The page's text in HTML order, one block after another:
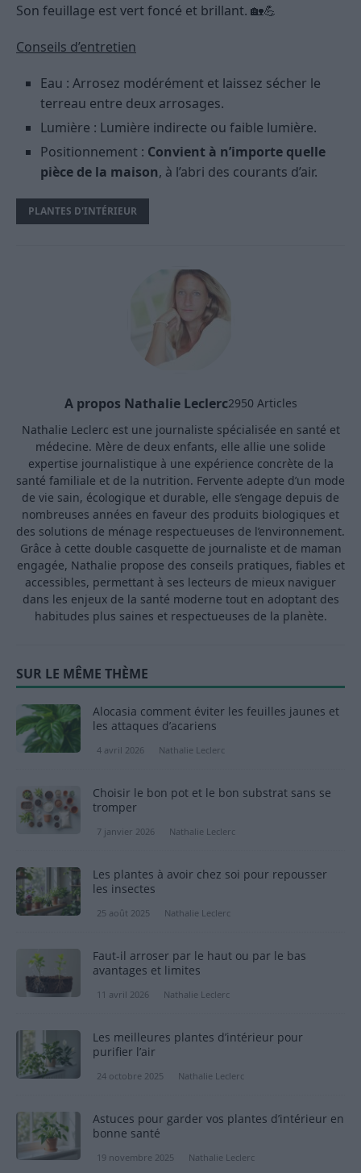
Son feuillage est vert foncé et brillant. 🏡💪
Conseils d’entretien
Eau : Arrosez modérément et laissez sécher le
terreau entre deux arrosages.
Lumière : Lumière indirecte ou faible lumière.
Positionnement : Convient à n’importe quelle
pièce de la maison, à l’abri des courants d’air.
PLANTES D'INTÉRIEUR
A propos Nathalie Leclerc2950 Articles
Nathalie Leclerc est une journaliste spécialisée en santé et
médecine. Mère de deux enfants, elle allie une solide
expertise journalistique à une expérience concrète de la
santé familiale et de la nutrition. Fervente adepte d’un mode
de vie sain, écologique et durable, elle s’engage depuis de
nombreuses années en faveur des produits biologiques et
des solutions de ménage respectueuses de l’environnement.
Grâce à cette double casquette de journaliste et de maman
engagée, Nathalie propose des conseils pratiques, fiables et
accessibles, permettant à ses lecteurs de mieux naviguer
dans les enjeux de la santé moderne tout en adoptant des
habitudes plus saines et respectueuses de la planète.
SUR LE MÊME THÈME
Alocasia comment éviter les feuilles jaunes et
les attaques d’acariens
4 avril 2026 Nathalie Leclerc
Choisir le bon pot et le bon substrat sans se
tromper
7 janvier 2026 Nathalie Leclerc
Les plantes à avoir chez soi pour repousser
les insectes
25 août 2025 Nathalie Leclerc
Faut-il arroser par le haut ou par le bas
avantages et limites
11 avril 2026 Nathalie Leclerc
Les meilleures plantes d’intérieur pour
purifier l’air
24 octobre 2025 Nathalie Leclerc
Astuces pour garder vos plantes d’intérieur en
bonne santé
19 novembre 2025 Nathalie Leclerc